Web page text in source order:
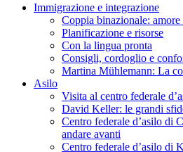
Immigrazione e integrazione
Coppia binazionale: amore
Planificazione e risorse
Con la lingua pronta
Consigli, cordoglio e
Martina Mühlemann: La
Asilo
Visita al centro federale
David Keller: le grandi
Centro federale d’asilo di
andare avanti
Centro federale d’asilo di